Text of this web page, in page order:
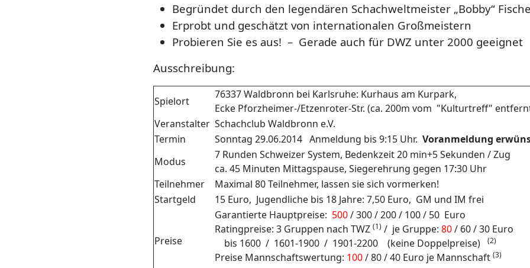
Begründet durch den legendären Schachweltmeister „Bobby“
Erprobt und geschätzt von internationalen Großmeistern
Probieren Sie es aus! – Gerade auch für DWZ unter 2000 geeignet
Ausschreibung:
Spielort
76337 Waldbronn bei Karlsruhe: Kurhaus am Kurpark,
Ecke Pforzheimer-/Etzenroter-Str. (ca. 200m vom "Kulturtreff"
Veranstalter Schachclub Waldbronn e.V.
Termin
Sonntag 29.06.2014 Anmeldung bis 9:15 Uhr.Voranmeldung
Modus
7 Runden Schweizer System, Bedenkzeit 20 min+5 Sekunden / Zug
ca. 45 Minuten Mittagspause, Siegerehrung gegen 17:30 Uhr
Teilnehmer
Maximal 80 Teilnehmer, lassen sie sich vormerken!
Startgeld
15 Euro, Jugendliche bis 18 Jahre: 7,50 Euro, GM und IM frei
Preise
Garantierte Hauptpreise: 500/ 300 / 200 / 100 / 50 Euro
Ratingpreise: 3 Gruppen nach TWZ(1) / je Gruppe:80/ 60 / 30 Euro
bis 1600 / 1601-1900 / 1901-2200 (keine Doppelpreise)(2)
Preise Mannschaftswertung: 100/ 80 / 40 Euro je Mannschaft(3)